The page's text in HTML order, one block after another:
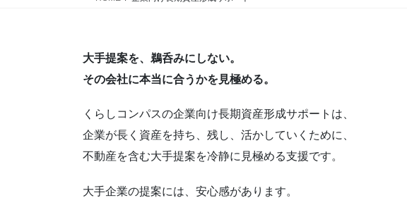
大手提案を、鵜呑みにしない。
その会社に本当に合うかを見極める。
くらしコンパスの企業向け長期資産形成サポートは、
企業が長く資産を持ち、残し、活かしていくために、
不動産を含む大手提案を冷静に見極める支援です。
大手企業の提案には、安心感があります。